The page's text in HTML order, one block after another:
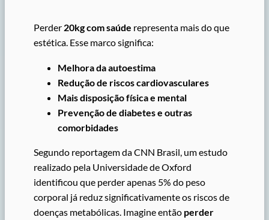
Perder 20kg com saúde representa mais do que
estética. Esse marco significa:
Melhora da autoestima
Redução de riscos cardiovasculares
Mais disposição física e mental
Prevenção de diabetes e outras
comorbidades
Segundo reportagem da CNN Brasil, um estudo
realizado pela Universidade de Oxford
identificou que perder apenas 5% do peso
corporal já reduz significativamente os riscos de
doenças metabólicas. Imagine então perder